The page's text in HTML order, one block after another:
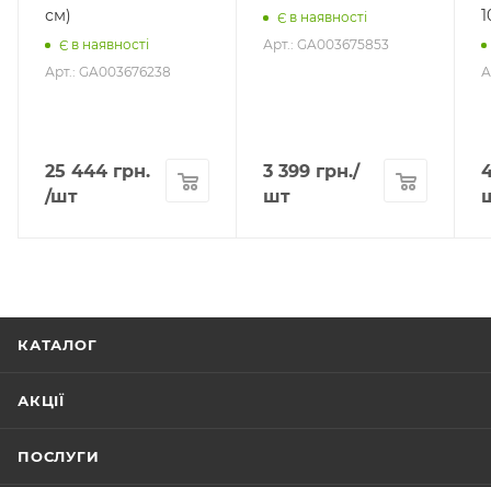
см)
Є в наявності
Арт.: GA003676238
25 444 грн.
/шт
Є в наявності
Арт.: GA003675853
3 399 грн./
шт
КАТАЛОГ
АКЦІЇ
ПОСЛУГИ